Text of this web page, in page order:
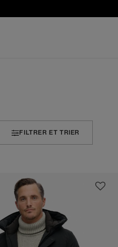
FILTRER ET TRIER